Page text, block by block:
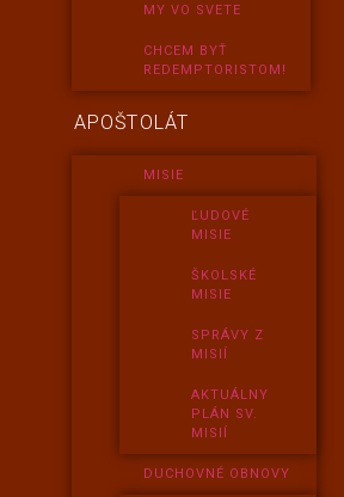
MY VO SVETE
CHCEM BYŤ
REDEMPTORISTOM!
APOŠTOLÁT
MISIE
ĽUDOVÉ
MISIE
ŠKOLSKÉ
MISIE
SPRÁVY Z
MISIÍ
AKTUÁLNY
PLÁN SV.
MISIÍ
DUCHOVNÉ OBNOVY